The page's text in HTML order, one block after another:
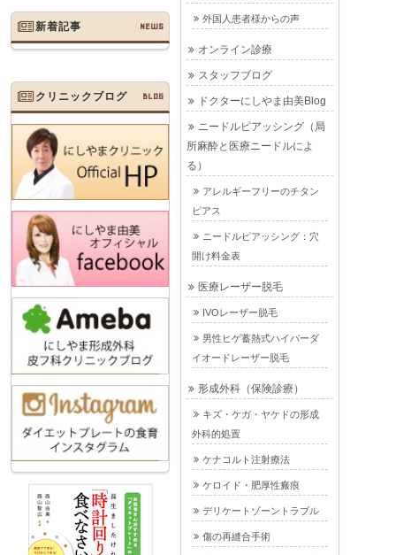
外国人患者様からの声
オンライン診療
スタッフブログ
ドクターにしやま由美Blog
ニードルピアッシング（局
所麻酔と医療ニードルによ
る）
アレルギーフリーのチタン
ピアス
ニードルピアッシング：穴
開け料金表
医療レーザー脱毛
IVOレーザー脱毛
男性ヒゲ蓄熱式ハイパーダ
イオードレーザー脱毛
形成外科（保険診療）
キズ・ケガ・ヤケドの形成
外科的処置
ケナコルト注射療法
ケロイド・肥厚性瘢痕
デリケートゾーントラブル
傷の再縫合手術
新着記事 NEWS
クリニックブログ BLOG